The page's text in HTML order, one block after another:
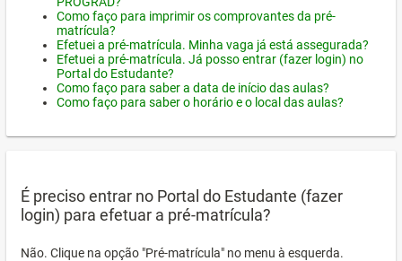
Como faço para imprimir os comprovantes da pré-
matrícula?
Efetuei a pré-matrícula. Minha vaga já está assegurada?
Efetuei a pré-matrícula. Já posso entrar (fazer login) no
Portal do Estudante?
Como faço para saber a data de início das aulas?
Como faço para saber o horário e o local das aulas?
É preciso entrar no Portal do Estudante (fazer
login) para efetuar a pré-matrícula?
Não. Clique na opção "Pré-matrícula" no menu à esquerda.